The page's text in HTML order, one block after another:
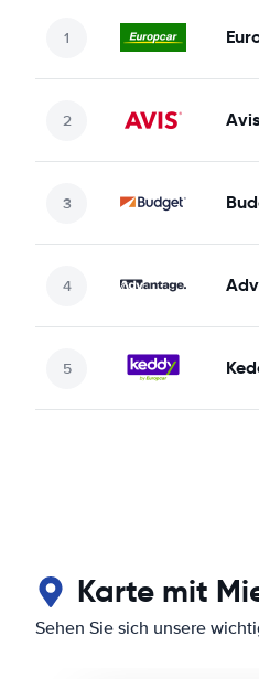
Avis
Karte mit
Sehen Sie sich unsere